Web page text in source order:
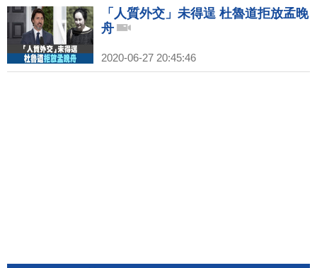
「人質外交」未得逞 杜魯道拒放孟晚
舟
2020-06-27 20:45:46